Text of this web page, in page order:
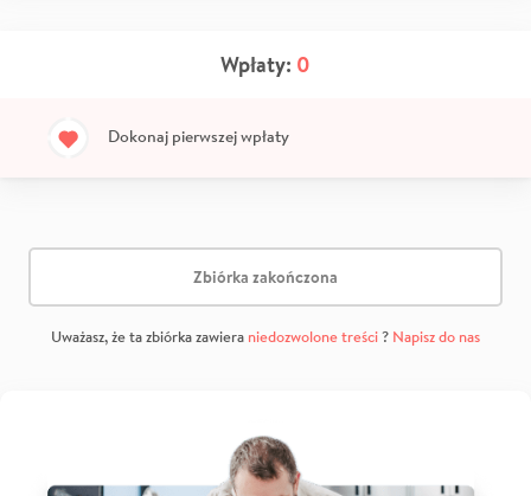
Wpłaty: 0
Dokonaj pierwszej wpłaty
Zbiórka zakończona
Uważasz, że ta zbiórka zawiera niedozwolone treści? Napisz do nas